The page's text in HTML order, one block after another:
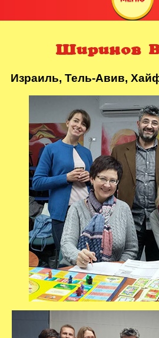
Ширинов
Израиль, Тель-Авив,